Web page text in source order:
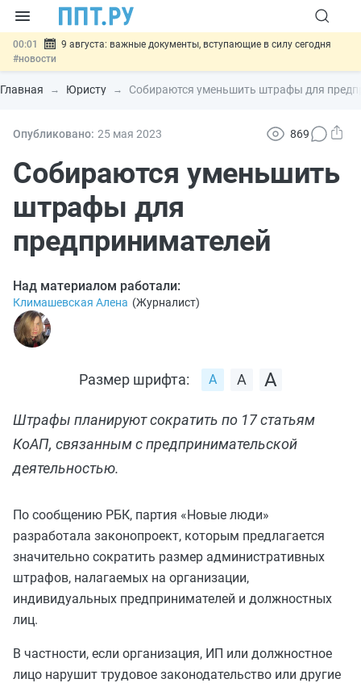
00:01
9 августа: важные документы, вступающие в силу сегодня
#новости
07.08 Подписан закон о блокировке продажи опасных товаров через
«Честный знак»#новости
07.08 Госпошлину за устранение ошибок в документах предлагают
07.08
Важно
отношений #новости
Главная Юристу Собираются уменьшить штрафы для
Опубликовано: 25 мая 2023 869
Собираются уменьшить
штрафы для
предпринимателей
Над материалом работали:
Климашевская Алена (Журналист)
Размер шрифта:
Штрафы планируют сократить по 17 статьям
КоАП, связанным с предпринимательской
деятельностью.
По сообщению РБК, партия «Новые люди»
разработала законопроект, которым предлагается
значительно сократить размер административных
штрафов, налагаемых на организации,
индивидуальных предпринимателей и должностных
лиц.
В частности, если организация, ИП или должностное
лицо нарушит трудовое законодательство или другие